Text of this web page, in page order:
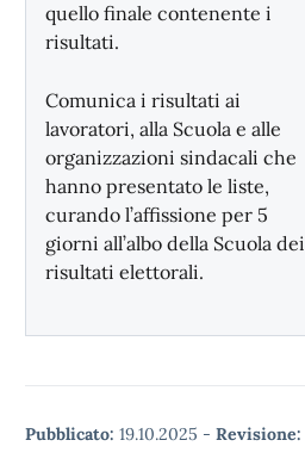
quello finale contenente i
risultati.
Comunica i risultati ai
lavoratori, alla Scuola e alle
organizzazioni sindacali che
hanno presentato le liste,
curando l’affissione per 5
giorni all’albo della Scuola dei
risultati elettorali.
Pubblicato: 19.10.2025 - Revisione: